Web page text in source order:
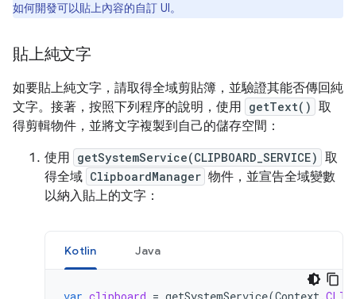
如何開發可以貼上內容的自訂 UI。
貼上純文字
如要貼上純文字，請取得全域剪貼簿，並驗證其能否傳回純
文字。接著，按照下列程序的說明，使用 getText() 取
得剪輯物件，並將文字複製到自己的儲存空間：
使用 getSystemService(CLIPBOARD_SERVICE) 取
得全域 ClipboardManager 物件，並宣告全域變數
以納入貼上的文字：
Kotlin Java